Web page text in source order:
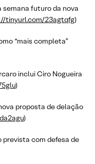
semana futuro da nova
tinyurl.com/23agtqfg)
“mais completa”
inclui Ciro Nogueira
)
proposta de delação
)
prevista com defesa de